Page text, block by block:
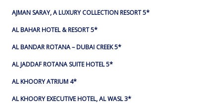
AJMAN SARAY, A LUXURY COLLECTION RESORT 5*
AL BAHAR HOTEL & RESORT 5*
AL BANDAR ROTANA – DUBAI CREEK 5*
AL JADDAF ROTANA SUITE HOTEL 5*
AL KHOORY ATRIUM 4*
AL KHOORY EXECUTIVE HOTEL, AL WASL 3*